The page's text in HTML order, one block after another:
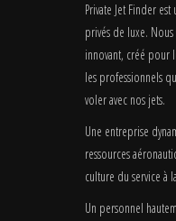
Private Jet Finder
privés de luxe.
innovant, créé pour
les professionnels
voler avec nos jets.
Une entreprise
ressources
culture du service à
Un personnel